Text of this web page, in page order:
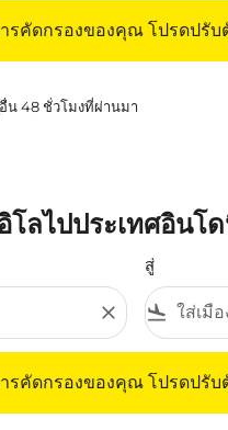
รคัดกรองของคุณ โปรดปรั
น 48 ชั่วโมงที่ผ่านมา
ลไปประเทศอินโ
close
สู่
flight_land
รคัดกรองของคุณ โปรดปรั